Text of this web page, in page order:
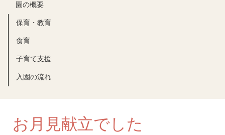
園の概要
保育・教育
食育
子育て支援
入園の流れ
お月見献立でした